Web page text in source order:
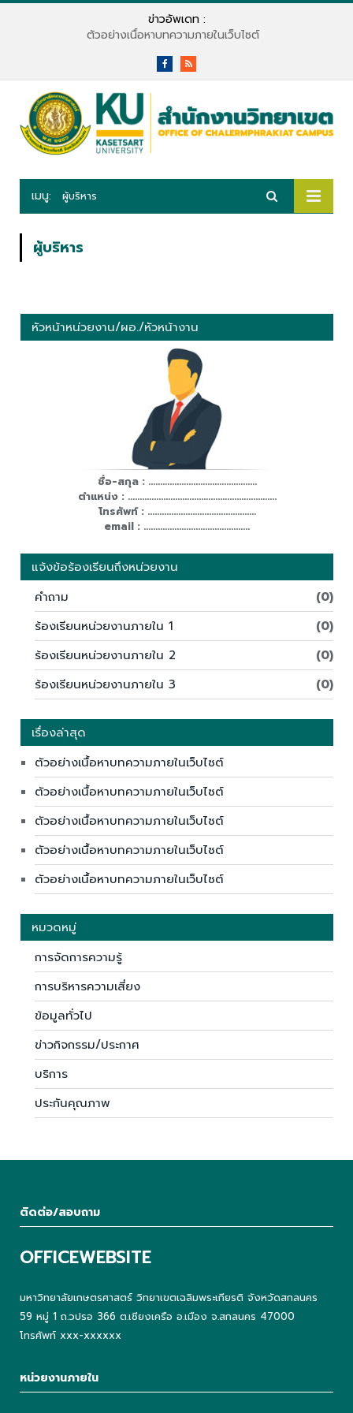
ข่าวอัพเดท :
ตัวอย่างเนื้อหาบทความภายในเว็บไซต์
FacebookRSS
เมนู: ผู้บริหาร
ผู้บริหาร
หัวหน้าหน่วยงาน/ผอ./หัวหน้างาน
ชื่อ-สกุล : ..............................................
ตำแหน่ง : ...............................................................
โทรศัพท์ : ..............................................
email : .............................................
แจ้งข้อร้องเรียนถึงหน่วยงาน
คำถาม
(0)
ร้องเรียนหน่วยงานภายใน 1
(0)
ร้องเรียนหน่วยงานภายใน 2
(0)
ร้องเรียนหน่วยงานภายใน 3
(0)
เรื่องล่าสุด
ตัวอย่างเนื้อหาบทความภายในเว็บไซต์
ตัวอย่างเนื้อหาบทความภายในเว็บไซต์
ตัวอย่างเนื้อหาบทความภายในเว็บไซต์
ตัวอย่างเนื้อหาบทความภายในเว็บไซต์
ตัวอย่างเนื้อหาบทความภายในเว็บไซต์
หมวดหมู่
การจัดการความรู้
การบริหารความเสี่ยง
ข้อมูลทั่วไป
ข่าวกิจกรรม/ประกาศ
บริการ
ประกันคุณภาพ
ติดต่อ/สอบถาม
OFFICEWEBSITE
มหาวิทยาลัยเกษตรศาสตร์ วิทยาเขตเฉลิมพระเกียรติ จังหวัดสกลนคร
59 หมู่ 1 ถ.วปรอ 366 ต.เชียงเครือ อ.เมือง จ.สกลนคร 47000
โทรศัพท์ xxx-xxxxxx
หน่วยงานภายใน